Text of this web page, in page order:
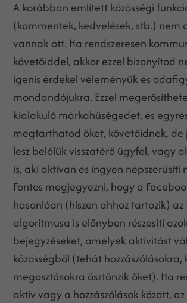
A korábban említett közösségi
(kommentek, kedvelések, stb.) nem
vannak ott. Ha rendszeresen
követőiddel, akkor ezzel bizonyítod
igenis érdekel véleményük és
mondandójukra. Ezzel
kialakuló márkahűségedet, és
megtarthatod őket, követőidnek, de
lesz belőlük visszatérő ügyfél, vagy
is, aki aktívan és ingyen népszerűsíti
Fontos megjegyezni, hogy a
hasonlóan (hiszen ahhoz tartozik)
algoritmusa is előnyben részesíti
bejegyzéseket, amelyek aktivitást
közösségből (tehát hozzászólásokra,
megosztásokra ösztönzik őket). Ha
aktív vagy a hozzászólások között,